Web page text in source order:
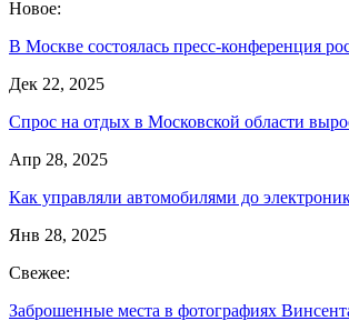
Новое:
В Москве состоялась пресс-конференция
Дек 22, 2025
Спрос на отдых в Московской области
Апр 28, 2025
Как управляли автомобилями до
Янв 28, 2025
Свежее:
Заброшенные места в фотографиях